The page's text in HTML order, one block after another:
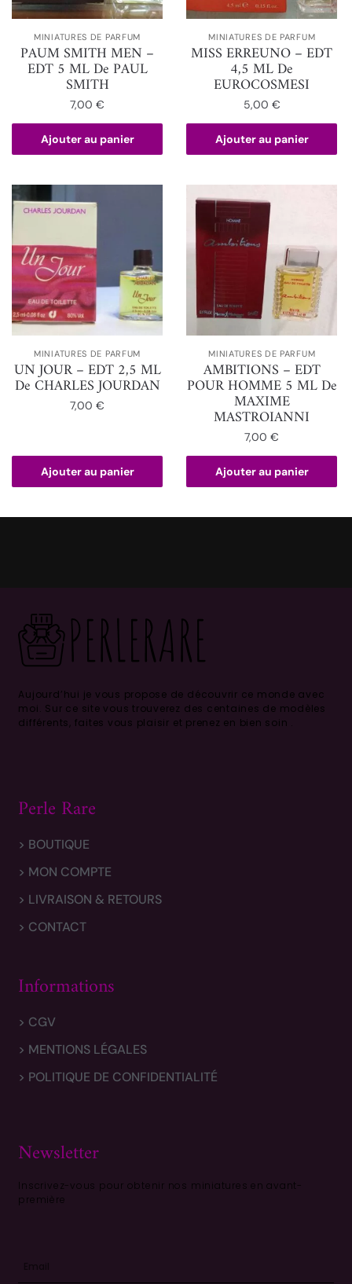
MINIATURES DE PARFUM
PAUM SMITH MEN –
EDT 5 ML De PAUL
SMITH
7,00€
Ajouter au panier
MINIATURES DE PARFUM
MISS ERREUNO – EDT
4,5 ML De
EUROCOSMESI
5,00 €
Ajouter au panier
MINIATURES DE PARFUM
UN JOUR – EDT 2,5 ML
De CHARLES JOURDAN
7,00€
Ajouter au panier
MINIATURES DE PARFUM
AMBITIONS – EDT
POUR HOMME 5 ML De
MAXIME
MASTROIANNI
7,00€
Ajouter au panier
Aujourd’hui je vous propose de découvrir ce monde avec
moi. Sur ce site vous trouverez des centaines de modèles
différents, faites vous plaisir et prenez en bien soin .
Perle Rare
> BOUTIQUE
> MON COMPTE
> LIVRAISON & RETOURS
> CONTACT
Informations
> CGV
> MENTIONS LÉGALES
> POLITIQUE DE CONFIDENTIALITÉ
Newsletter
Inscrivez-vous pour obtenir nos miniatures en avant-
première